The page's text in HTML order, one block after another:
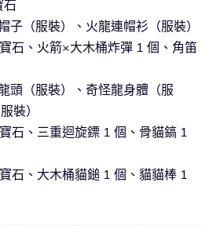
石
子（服裝）、火龍連帽衫（服裝）
石、火箭×大木桶炸彈 1 個、角笛
頭（服裝）、奇怪龍身體（服
裝）
石、三重迴旋鏢 1 個、骨貓鎬 1
石、大木桶貓鎚 1 個、貓貓棒 1